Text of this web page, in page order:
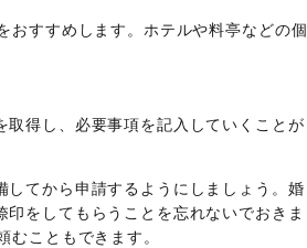
おすすめします。ホテルや料亭などの個
得し、必要事項を記入していくことが
てから申請するようにしましょう。婚
をしてもらうことを忘れないでおきま
こともできます。